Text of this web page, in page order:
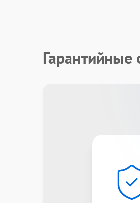
Гарантийные